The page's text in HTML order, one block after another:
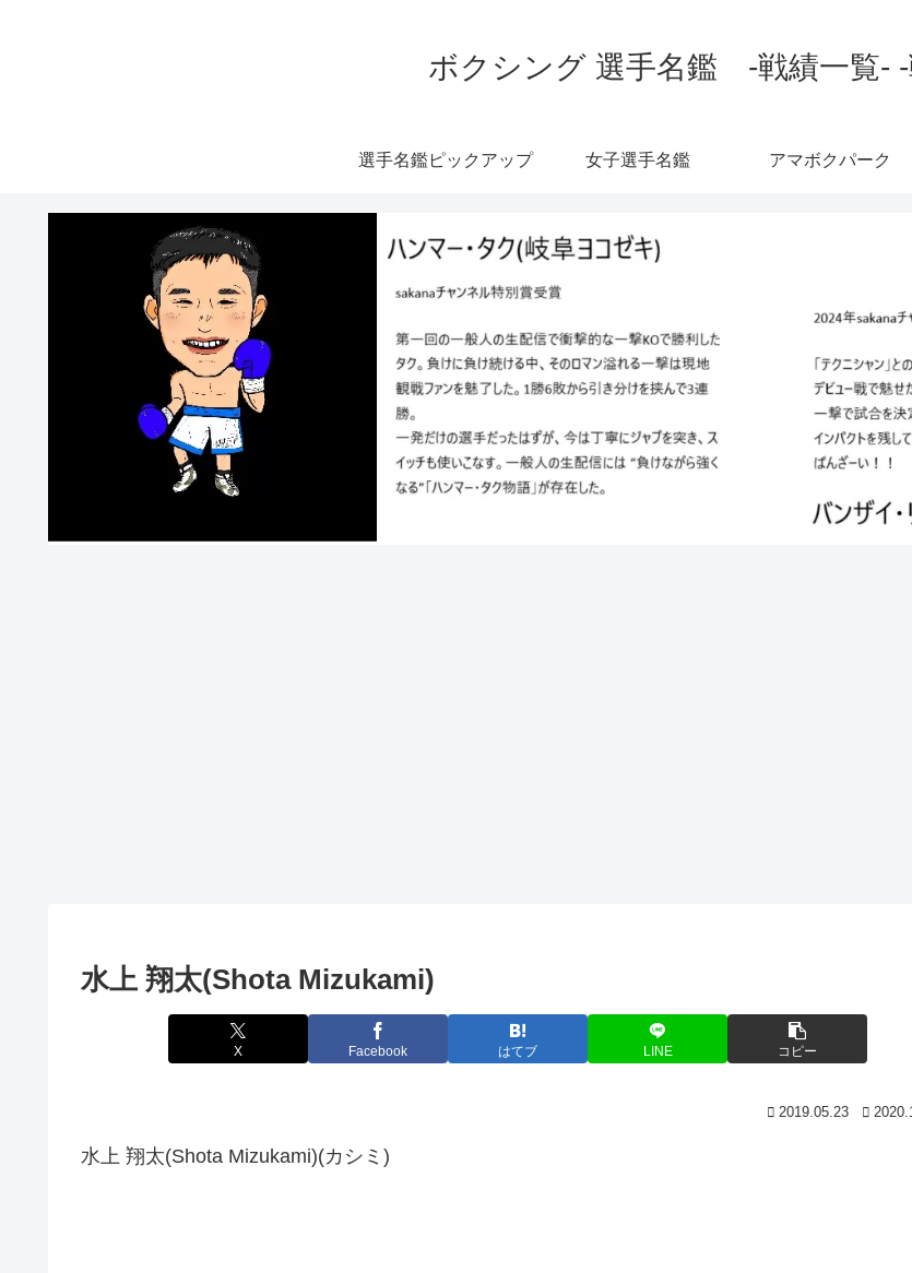
ボクシング 選手名鑑 -戦績一覧- -
選手名鑑ピックアップ 女子選手名鑑 アマボクパーク
水上 翔太(Shota Mizukami)
X Facebook はてブ LINE コピー
2019.05.23
水上 翔太(Shota Mizukami)(カシミ)